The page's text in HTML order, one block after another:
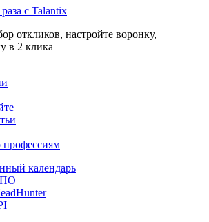
с Talantix
откликов, настройте воронку,
в 2 клика
календарь
ПО